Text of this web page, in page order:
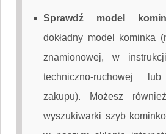
Sprawdź model
dokładny model kominka
znamionowej, w
techniczno-ruchowej
zakupu). Możesz
wyszukiwarki szyb